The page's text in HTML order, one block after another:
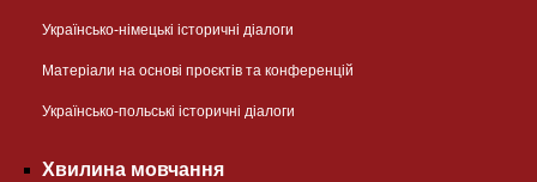
Українсько-німецькі історичні діалоги
Матеріали на основі проєктів та конференцій
Українсько-польські історичні діалоги
Хвилина мовчання